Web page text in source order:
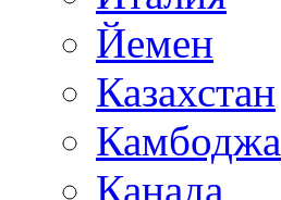
Йемен
Казахстан
Камбоджа
Канада